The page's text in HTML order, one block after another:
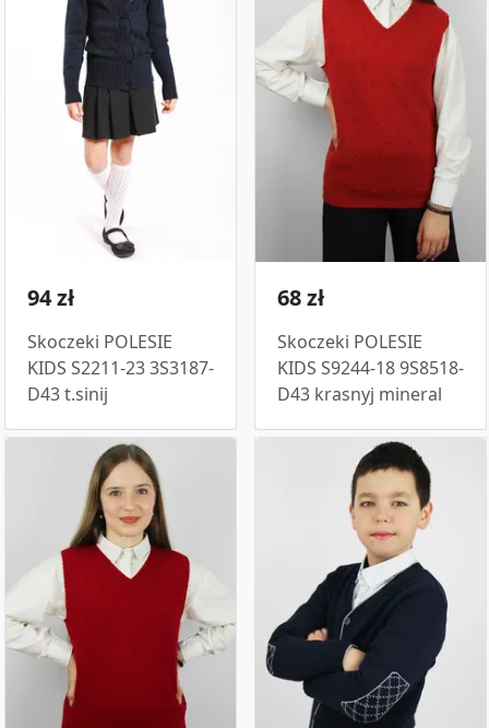
94 zł
Skoczeki POLESIE
KIDS S2211-23 3S3187-
D43 t.sinij
68 zł
Skoczeki POLESIE
KIDS S9244-18 9S8518-
D43 krasnyj mineral